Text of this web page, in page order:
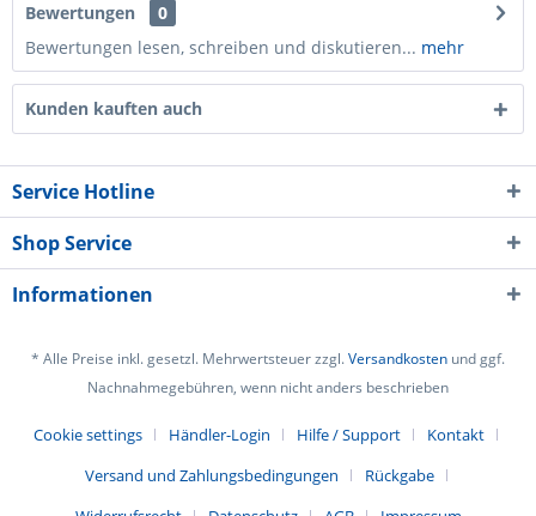
Bewertungen
0
Bewertungen lesen, schreiben und diskutieren... mehr
Kunden kauften auch
Service Hotline
Shop Service
Informationen
* Alle Preise inkl. gesetzl. Mehrwertsteuer zzgl.Versandkosten und ggf.
Nachnahmegebühren, wenn nicht anders beschrieben
Cookie settings Händler-Login Hilfe / Support
Kontakt
Versand und Zahlungsbedingungen
Rückgabe